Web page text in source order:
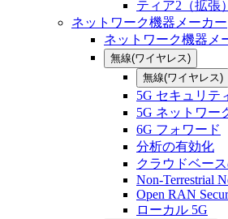
ティア2（拡張
ネットワーク機器メーカー
ネットワーク機器メ
無線(ワイヤレス)
無線(ワイヤレス)
5G セキュリテ
5G ネットワー
6G フォワード
分析の有効化
クラウドベー
Non-Terrestrial
Open RAN
ローカル 5G